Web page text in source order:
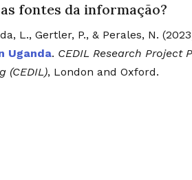
fontes da informação?
L., Gertler, P., & Perales, N.
Uganda. CEDIL Research Project
(CEDIL), London and Oxford.